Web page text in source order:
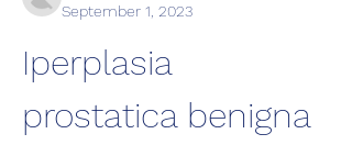
September 1, 2023
Iperplasia
prostatica benigna